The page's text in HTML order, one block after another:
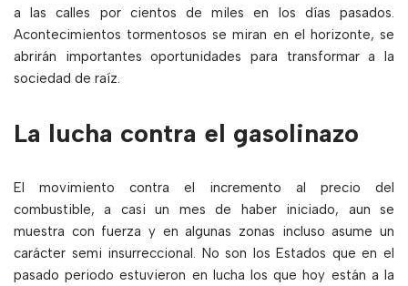
a las calles por cientos de miles en los días pasados.
Acontecimientos tormentosos se miran en el horizonte, se
abrirán importantes oportunidades para transformar a la
sociedad de raíz.
La lucha contra el gasolinazo
El movimiento contra el incremento al precio del
combustible, a casi un mes de haber iniciado, aun se
muestra con fuerza y en algunas zonas incluso asume un
carácter semi insurreccional. No son los Estados que en el
pasado periodo estuvieron en lucha los que hoy están a la